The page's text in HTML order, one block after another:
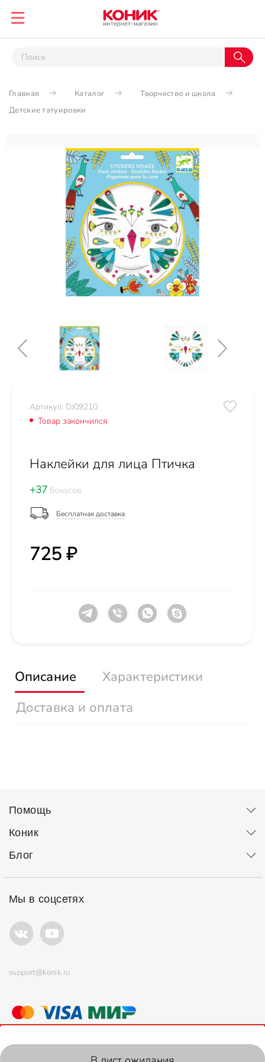
Главная Каталог
Творчество и школа
Детские татуировки
Артикул: DJ09210
Товар закончился
Наклейки для лица Птичка
+37 бонусов
Бесплатная доставка
725 ₽
Описание
Характеристики
Доставка и оплата
Помощь
Коник
Блог
Мы в соцсетях
support@konik.ru